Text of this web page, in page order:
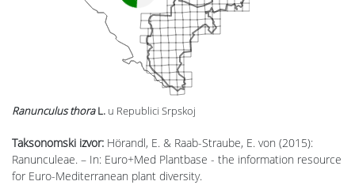
Taksonomski izvor: Hörandl, E. & Raab-Straube, E. von (2015):
Ranunculeae. – In: Euro+Med Plantbase - the information resource
for Euro-Mediterranean plant diversity.
Ranunculus thoraL. u Republici Srpskoj